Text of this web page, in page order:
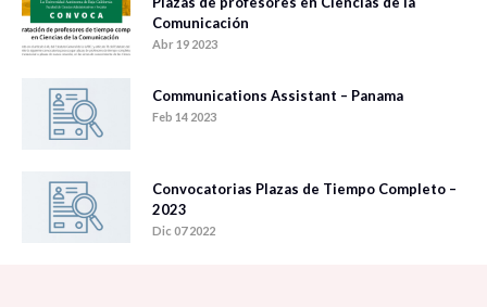
Comunicación
Abr 19 2023
Communications Assistant – Panama
Feb 14 2023
Convocatorias Plazas de Tiempo Completo –
2023
Dic 07 2022